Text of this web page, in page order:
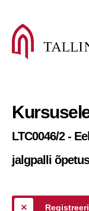
LTC0046/2 -
jalgpalli